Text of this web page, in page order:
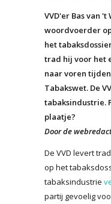
VVD'er Bas van
woordvoerder
het
trad hij voor het
naar voren
Tabakswet. De
tabaksindustrie.
plaatje?
Door de
De VVD levert
op het
tabaksindustrie
partij gevoelig